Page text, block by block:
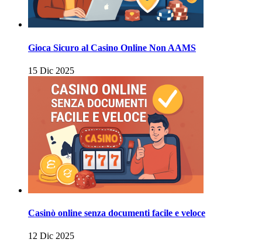
Gioca Sicuro al Casino Online Non AAMS
15 Dic 2025
Casinò online senza documenti facile e veloce
12 Dic 2025